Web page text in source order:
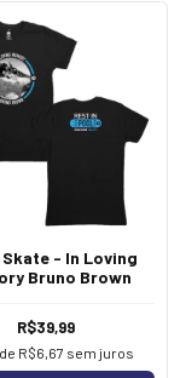
- In Loving
Bruno Brown
R$39,99
R$6,67 sem juros